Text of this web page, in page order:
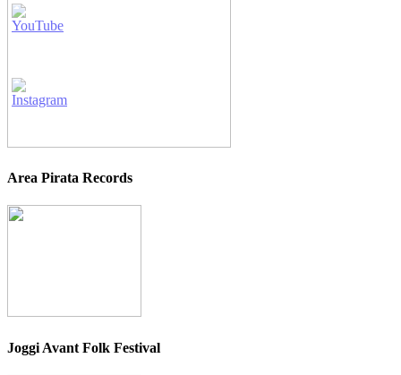
Area Pirata Records
Joggi Avant Folk Festival